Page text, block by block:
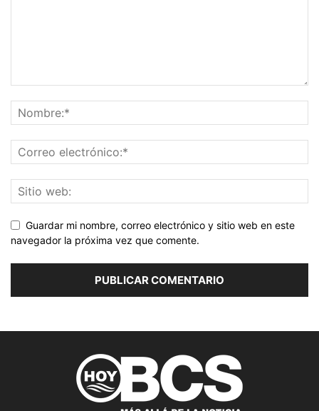
Guardar mi nombre, correo electrónico y sitio web en este
navegador la próxima vez que comente.